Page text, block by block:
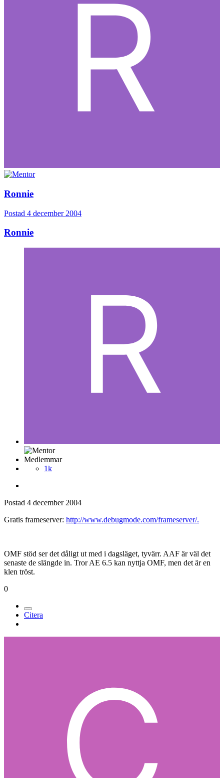
Ronnie
Postad 4 december 2004
Ronnie
Medlemmar
1k
Postad 4 december 2004
Gratis frameserver: http://www.debugmode.com/frameserver/.
OMF stöd ser det dåligt ut med i dagsläget, tyvärr. AAF är väl det
senaste de slängde in. Tror AE 6.5 kan nyttja OMF, men det är en
klen tröst.
0
Citera